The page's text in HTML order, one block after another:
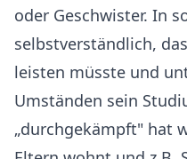
oder Geschwister. In
selbstverständlich,
leisten müsste und
Umständen sein
„durchgekämpft" hat